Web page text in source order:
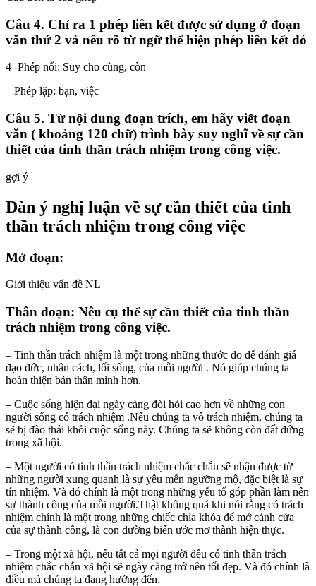
Câu 4. Chỉ ra 1 phép liên kết được sử dụng ở đoạn
văn thứ 2 và nêu rõ từ ngữ thể hiện phép liên kết đó
4 -Phép nối: Suy cho cùng, còn
– Phép lặp: bạn, việc
Câu 5. Từ nội dung đoạn trích, em hãy viết đoạn
văn ( khoảng 120 chữ) trình bày suy nghĩ về sự cần
thiết của tinh thần trách nhiệm trong công việc.
gợi ý
Dàn ý nghị luận về sự cần thiết của tinh
thần trách nhiệm trong công việc
Mở đoạn:
Giới thiệu vấn đề NL
Thân đoạn: Nêu cụ thể sự cần thiết của tinh thần
trách nhiệm trong công việc.
– Tinh thần trách nhiệm là một trong những thước đo để đánh giá
đạo đức, nhân cách, lối sống, của mỗi người . Nó giúp chúng ta
hoàn thiện bản thân mình hơn.
– Cuộc sống hiện đại ngày càng đòi hỏi cao hơn về những con
người sống có trách nhiệm .Nếu chúng ta vô trách nhiệm, chúng ta
sẽ bị đào thải khỏi cuộc sống này. Chúng ta sẽ không còn đất đứng
trong xã hội.
– Một người có tinh thần trách nhiệm chắc chắn sẽ nhận được từ
những người xung quanh là sự yêu mến ngưỡng mộ, đặc biệt là sự
tín nhiệm. Và đó chính là một trong những yếu tố góp phần làm nên
sự thành công của mỗi người.Thật không quá khi nói rằng có trách
nhiệm chính là một trong những chiếc chìa khóa để mở cánh cửa
của sự thành công, là con đường biến ước mơ thành hiện thực.
– Trong một xã hội, nếu tất cả mọi người đều có tinh thần trách
nhiệm chắc chắn xã hội sẽ ngày càng trở nên tốt đẹp. Và đó chính là
điều mà chúng ta đang hướng đến.